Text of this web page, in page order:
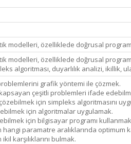
modelleri, özelliklede doğrusal
modelleri, özelliklede doğrusal
algoritması, duyarlılık analizi, ikillik,
grafik yöntemi ile çözmek.
çeşitli problemleri ifade
için simpleks algoritmasını
için algoritmalar uygulamak.
için bilgisayar programı
paramatre aralıklarında optimum
karşılıklarını bulmak.